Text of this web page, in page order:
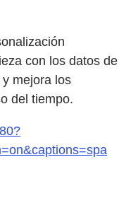
con los datos de
mejora los
del tiempo.